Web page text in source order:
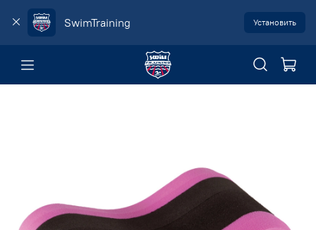
SwimTraining Установить